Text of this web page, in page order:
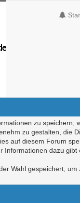
zu
zu gestalten, die
auf diesem Forum
Informationen dazu gibt
Wahl gespeichert,